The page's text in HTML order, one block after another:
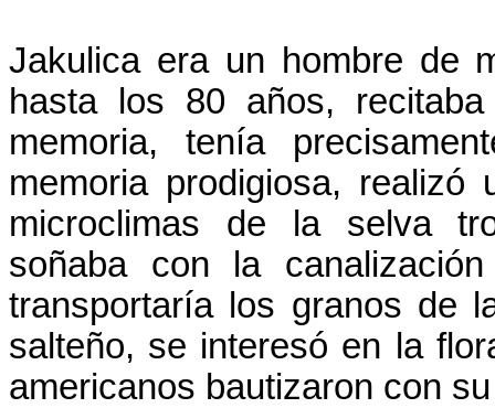
Jakulica era un hombre de
hasta los 80 años,
memoria, tenía
memoria prodigiosa,
microclimas de la selva
soñaba con la
transportaría los granos de
salteño, se interesó en la
americanos bautizaron con